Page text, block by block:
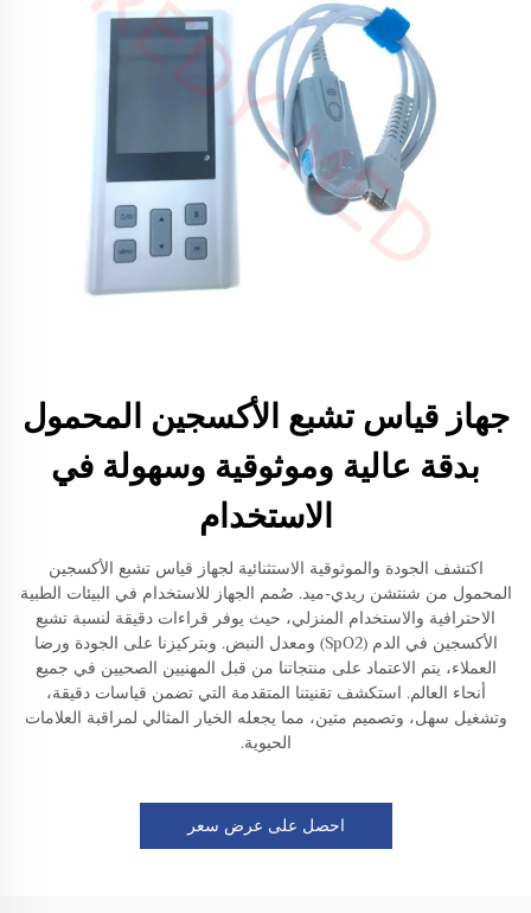
جهاز قياس تشبع الأكسجين المحمول
بدقة عالية وموثوقية وسهولة في
الاستخدام
اكتشف الجودة والموثوقية الاستثنائية لجهاز قياس تشبع الأكسجين
المحمول من شنتشن ريدي-ميد. صُمم الجهاز للاستخدام في البيئات الطبية
الاحترافية والاستخدام المنزلي، حيث يوفر قراءات دقيقة لنسبة تشبع
الأكسجين في الدم (SpO2) ومعدل النبض. وبتركيزنا على الجودة ورضا
العملاء، يتم الاعتماد على منتجاتنا من قبل المهنيين الصحيين في جميع
أنحاء العالم. استكشف تقنيتنا المتقدمة التي تضمن قياسات دقيقة،
وتشغيل سهل، وتصميم متين، مما يجعله الخيار المثالي لمراقبة العلامات
الحيوية.
احصل على عرض سعر